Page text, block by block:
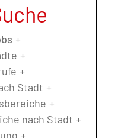
Stadt
nach Stadt